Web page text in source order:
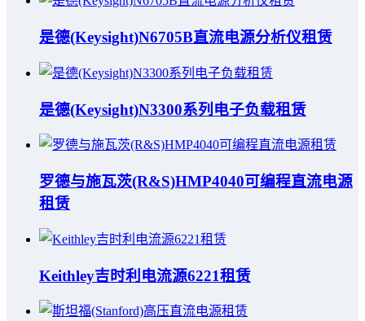
是德(Keysight)N6705B直流电源分析仪租赁
是德(Keysight)N3300系列电子负载租赁
罗德与施瓦茨(R&S)HMP4040可编程直流电源
租赁
Keithley吉时利电流源6221租赁